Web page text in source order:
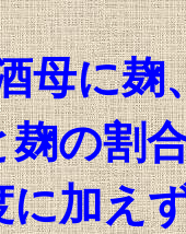
母に
の割
加え